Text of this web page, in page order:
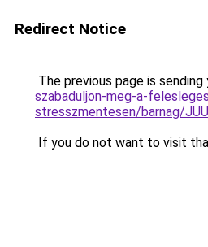
Redirect Notice
The previous page is
szabaduljon-meg-a-
stresszmentesen/barnag/
If you do not want to visit